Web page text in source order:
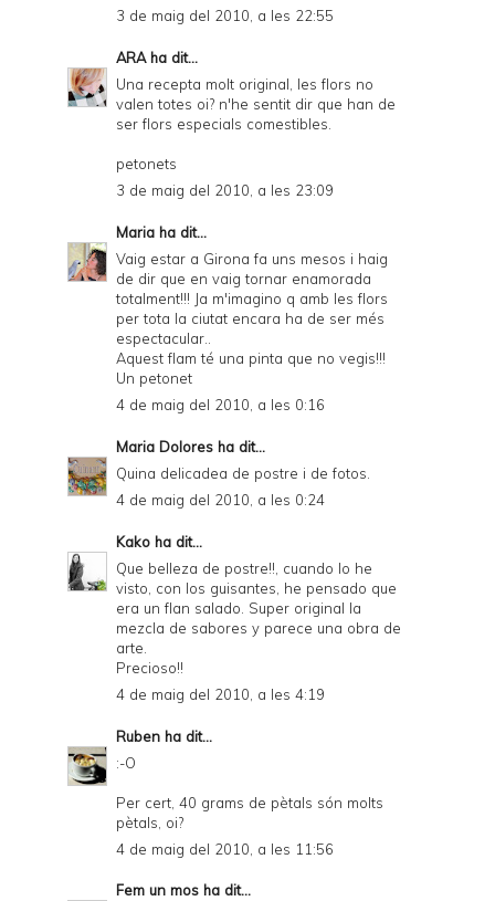
3 de maig del 2010, a les 22:55
ARAha dit...
Una recepta molt original, les flors no
valen totes oi? n'he sentit dir que han de
ser flors especials comestibles.
petonets
3 de maig del 2010, a les 23:09
Maria ha dit...
Vaig estar a Girona fa uns mesos i haig
de dir que en vaig tornar enamorada
totalment!!! Ja m'imagino q amb les flors
per tota la ciutat encara ha de ser més
espectacular..
Aquest flam té una pinta que no vegis!!!
Un petonet
4 de maig del 2010, a les 0:16
Maria Dolores ha dit...
Quina delicadea de postre i de fotos.
4 de maig del 2010, a les 0:24
Kako ha dit...
Que belleza de postre!!, cuando lo he
visto, con los guisantes, he pensado que
era un flan salado. Super original la
mezcla de sabores y parece una obra de
arte.
Precioso!!
4 de maig del 2010, a les 4:19
Ruben ha dit...
:-O
Per cert, 40 grams de pètals són molts
pètals, oi?
4 de maig del 2010, a les 11:56
Fem un mos ha dit...